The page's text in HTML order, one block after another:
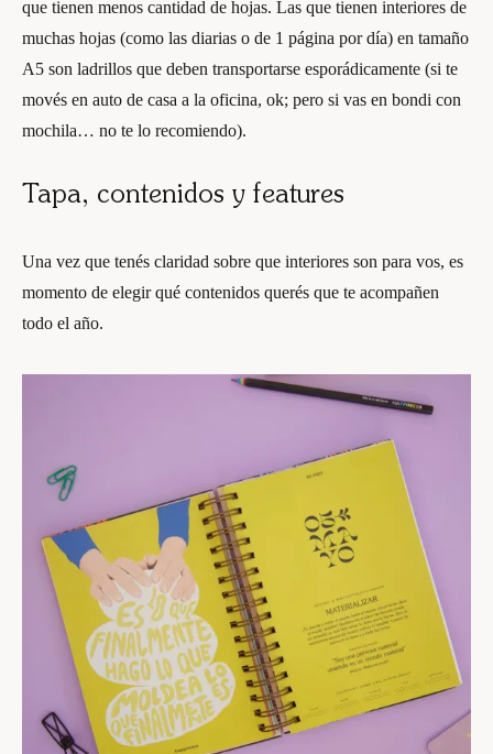
que tienen menos cantidad de hojas. Las que tienen interiores de
muchas hojas (como las diarias o de 1 página por día) en tamaño
A5 son ladrillos que deben transportarse esporádicamente (si te
movés en auto de casa a la oficina, ok; pero si vas en bondi con
mochila… no te lo recomiendo).
Tapa, contenidos y features
Una vez que tenés claridad sobre que interiores son para vos, es
momento de elegir qué contenidos querés que te acompañen
todo el año.